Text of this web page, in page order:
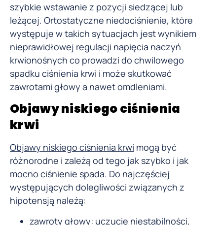
szybkie wstawanie z pozycji siedzącej lub
leżącej. Ortostatyczne niedociśnienie, które
występuje w takich sytuacjach jest wynikiem
nieprawidłowej regulacji napięcia naczyń
krwionośnych co prowadzi do chwilowego
spadku ciśnienia krwi i może skutkować
zawrotami głowy a nawet omdleniami.
Objawy niskiego ciśnienia
krwi
Objawy niskiego ciśnienia krwi mogą być
różnorodne i zależą od tego jak szybko i jak
mocno ciśnienie spada. Do najczęściej
występujących dolegliwości związanych z
hipotensją należą:
zawroty głowy: uczucie niestabilności,